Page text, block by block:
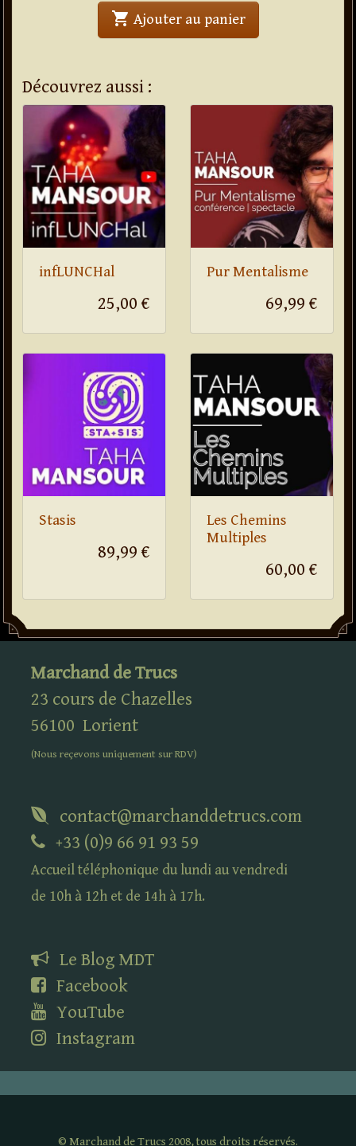
shopping_cart Ajouter au panier' . APAAP . '
Découvrez aussi :
infLUNCHal
25,00 €
Pur Mentalisme
69,99 €
Stasis
89,99 €
Les Chemins
Multiples
60,00 €
Marchand de Trucs
23 cours de Chazelles
56100 Lorient
(Nous reçevons uniquement surRDV)
contact@marchanddetrucs.com
+33 (0)9 66 91 93 59
Accueil téléphonique du lundi au vendredi
de 10h à 12h et de 14h à 17h.
Le Blog MDT
Facebook
YouTube
Instagram
© Marchand de Trucs 2008, tous droits réservés.